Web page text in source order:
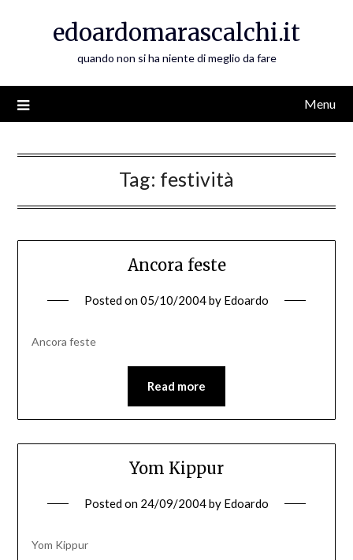
edoardomarascalchi.it
quando non si ha niente di meglio da fare
Menu
Tag: festività
Ancora feste
Posted on05/10/2004by Edoardo
Ancora feste
Read more
Yom Kippur
Posted on 24/09/2004by Edoardo
Yom Kippur